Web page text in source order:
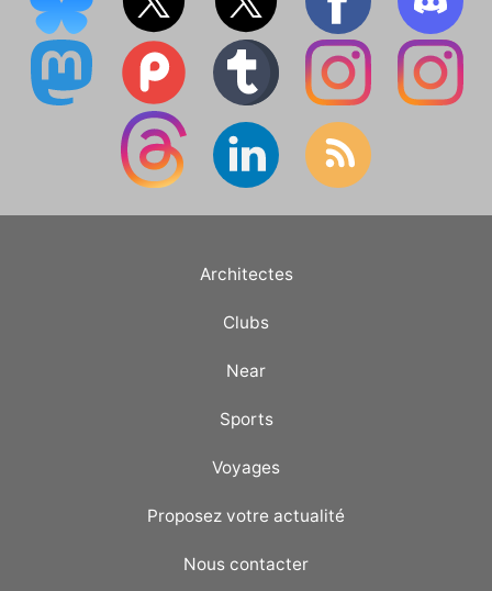
Architectes
Clubs
Near
Sports
Voyages
Proposez votre actualité
Nous contacter